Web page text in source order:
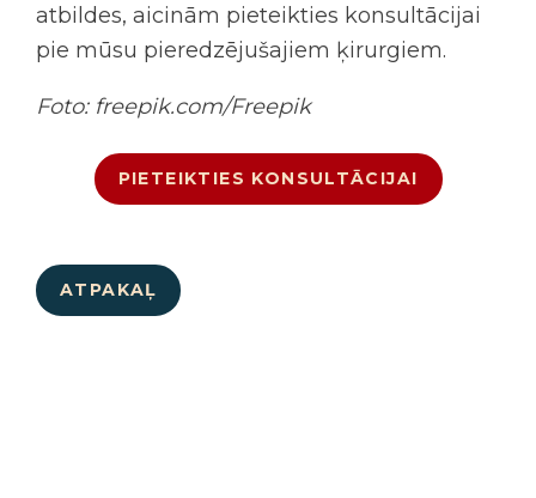
atbildes, aicinām pieteikties konsultācijai
pie mūsu pieredzējušajiem ķirurgiem.
Foto: freepik.com/Freepik
PIETEIKTIES KONSULTĀCIJAI
ATPAKAĻ